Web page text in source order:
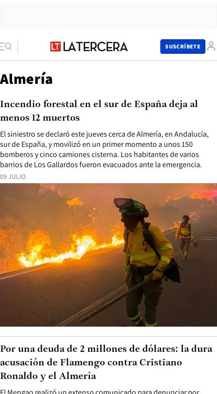
SUSCRÍBETE
Almería
09 JULIO
El siniestro se declaró este jueves cerca de Almería, en Andalucía,
sur de España, y movilizó en un primer momento a unos 150
bomberos y cinco camiones cisterna. Los habitantes de varios
barrios de Los Gallardos fueron evacuados ante la emergencia.
Incendio forestal en el sur de España deja al
menos 12 muertos
Por una deuda de 2 millones de dólares: la dura
acusación de Flamengo contra Cristiano
Ronaldo y el Almería